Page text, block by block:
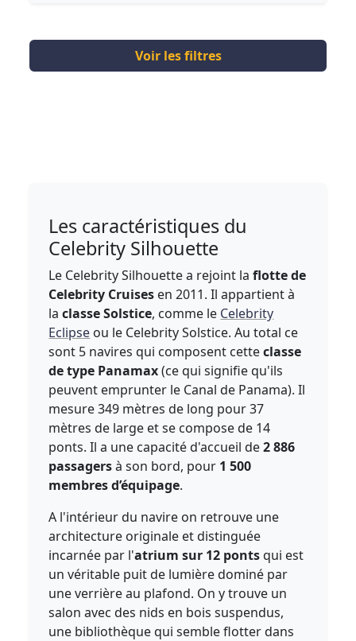
Voir les filtres
Les caractéristiques du
Celebrity Silhouette
Le Celebrity Silhouette a rejoint laflotte de
Celebrity Cruises en 2011. Il appartient à
laclasse Solstice, comme le Celebrity
Eclipse ou le Celebrity Solstice. Au total ce
sont 5 navires qui composent cetteclasse
de type Panamax(ce qui signifie qu'ils
peuvent emprunter le Canal de Panama). Il
mesure 349 mètres de long pour 37
mètres de large et se compose de 14
ponts. Il a une capacité d'accueil de2 886
passagersà son bord, pour 1 500
membres d’équipage.
A l'intérieur du navire on retrouve une
architecture originale et distinguée
incarnée par l'atrium sur 12 pontsqui est
un véritable puit de lumière dominé par
une verrière au plafond. On y trouve un
salon avec des nids en bois suspendus,
une bibliothèque qui semble flotter dans